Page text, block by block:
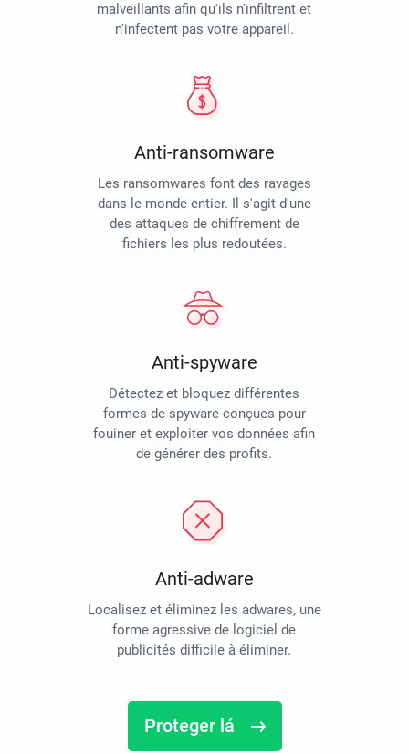
malveillants afin qu'ils n'infiltrent et
n'infectent pas votre appareil.
Anti-ransomware
Les ransomwares font des ravages
dans le monde entier. Il s'agit d'une
des attaques de chiffrement de
fichiers les plus redoutées.
Anti-spyware
Détectez et bloquez différentes
formes de spyware conçues pour
fouiner et exploiter vos données afin
de générer des profits.
Anti-adware
Localisez et éliminez les adwares, une
forme agressive de logiciel de
publicités difficile à éliminer.
Proteger lá